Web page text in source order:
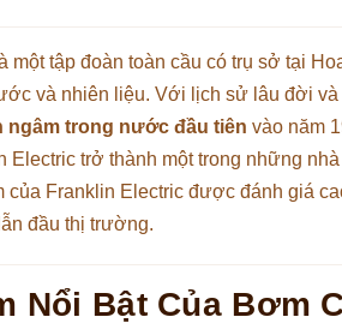
một tập đoàn toàn cầu có trụ sở tại
và nhiên liệu. Với lịch sử lâu đời
ngâm trong nước đầu tiên vào năm
Electric trở thành một trong những
của Franklin Electric được đánh giá
đầu thị trường.
Nổi Bật Của Bơm